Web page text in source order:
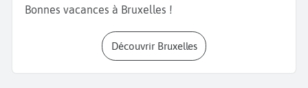
Bonnes vacances à Bruxelles !
Découvrir Bruxelles